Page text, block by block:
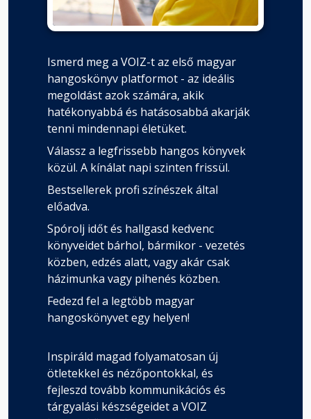
Ismerd meg a VOIZ-t az első magyar
hangoskönyv platformot - az ideális
megoldást azok számára, akik
hatékonyabbá és hatásosabbá akarják
tenni mindennapi életüket.
Válassz a legfrissebb hangos könyvek
közül. A kínálat napi szinten frissül.
Bestsellerek profi színészek által
előadva.
Spórolj időt és hallgasd kedvenc
könyveidet bárhol, bármikor - vezetés
közben, edzés alatt, vagy akár csak
házimunka vagy pihenés közben.
Fedezd fel a legtöbb magyar
hangoskönyvet egy helyen!
Inspiráld magad folyamatosan új
ötletekkel és nézőpontokkal, és
fejleszd tovább kommunikációs és
tárgyalási készségeidet a VOIZ